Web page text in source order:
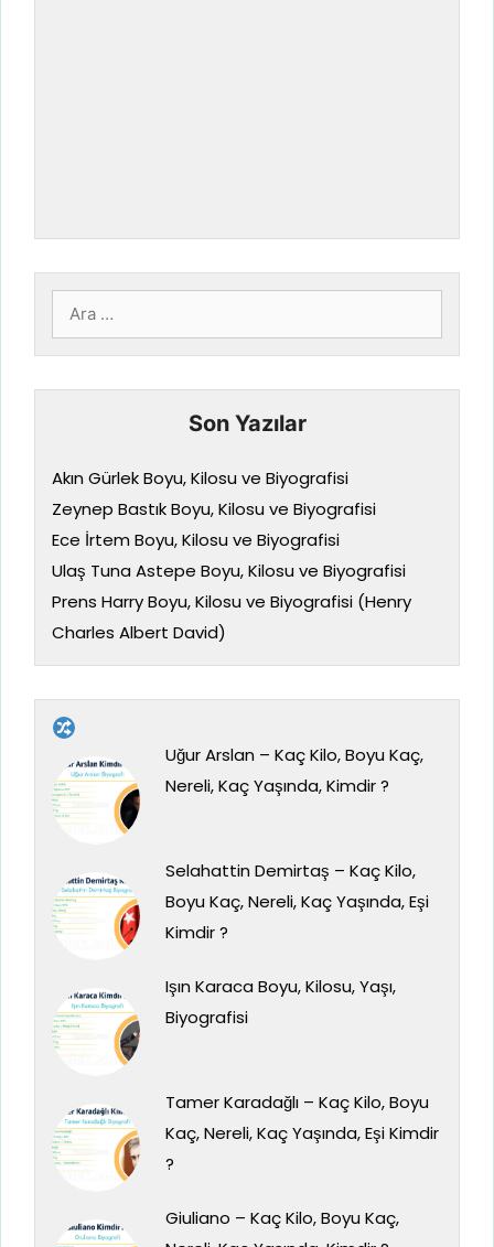
için
ara
Son Yazılar
Akın Gürlek Boyu, Kilosu ve Biyografisi
Zeynep Bastık Boyu, Kilosu ve Biyografisi
Ece İrtem Boyu, Kilosu ve Biyografisi
Ulaş Tuna Astepe Boyu, Kilosu ve Biyografisi
Prens Harry Boyu, Kilosu ve Biyografisi (Henry
Charles Albert David)
Uğur Arslan – Kaç Kilo, Boyu Kaç,
Nereli, Kaç Yaşında, Kimdir ?
Selahattin Demirtaş – Kaç Kilo,
Boyu Kaç, Nereli, Kaç Yaşında, Eşi
Kimdir ?
Işın Karaca Boyu, Kilosu, Yaşı,
Biyografisi
Tamer Karadağlı – Kaç Kilo, Boyu
Kaç, Nereli, Kaç Yaşında, Eşi Kimdir
?
Giuliano – Kaç Kilo, Boyu Kaç,